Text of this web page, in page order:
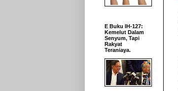
E Buku IH-127:
Kemelut Dalam
Senyum, Tapi
Rakyat
Teraniaya.